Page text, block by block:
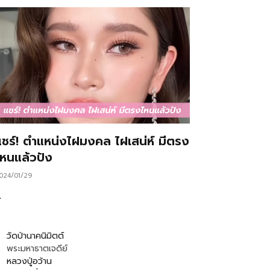
ร์! ตำแหน่งไฝมงคล ไฝเสน่ห์ มีตรง
นแล้วปัง
01/29
วัดป่านาคนิมิตต์
พระมหาธาตเจดีย์
หลวงปู่อว้าน